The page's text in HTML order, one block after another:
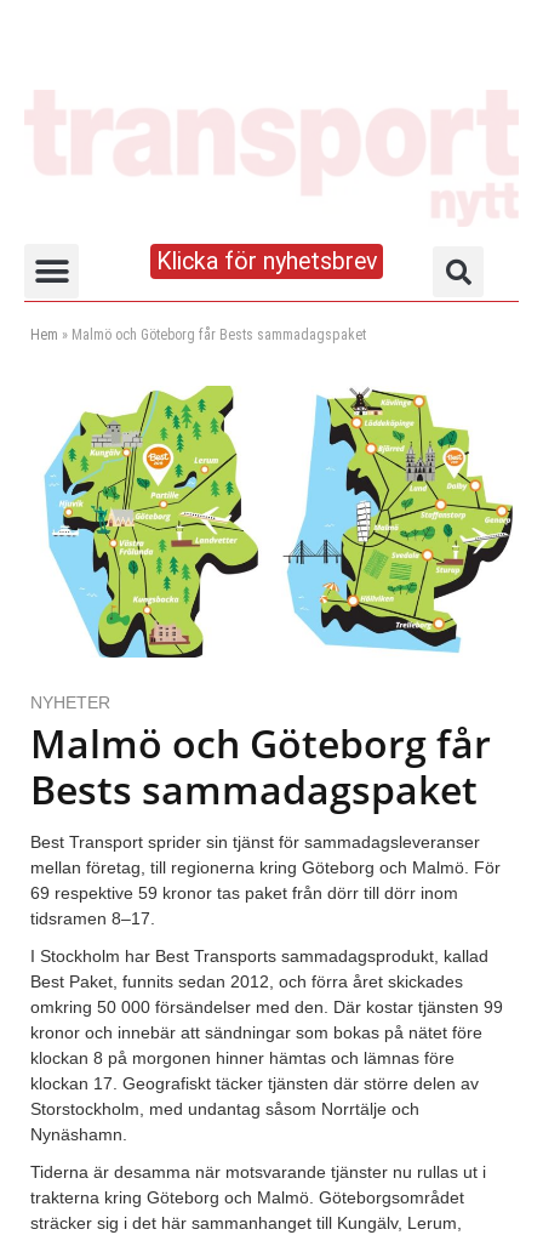
Klicka för nyhetsbrev
Hem » Malmö och Göteborg får Bests sammadagspaket
NYHETER
Malmö och Göteborg får
Bests sammadagspaket
Best Transport sprider sin tjänst för sammadagsleveranser
mellan företag, till regionerna kring Göteborg och Malmö. För
69 respektive 59 kronor tas paket från dörr till dörr inom
tidsramen 8–17.
I Stockholm har Best Transports sammadagsprodukt, kallad
Best Paket, funnits sedan 2012, och förra året skickades
omkring 50 000 försändelser med den. Där kostar tjänsten 99
kronor och innebär att sändningar som bokas på nätet före
klockan 8 på morgonen hinner hämtas och lämnas före
klockan 17. Geografiskt täcker tjänsten där större delen av
Storstockholm, med undantag såsom Norrtälje och
Nynäshamn.
Tiderna är desamma när motsvarande tjänster nu rullas ut i
trakterna kring Göteborg och Malmö. Göteborgsområdet
sträcker sig i det här sammanhanget till Kungälv, Lerum,